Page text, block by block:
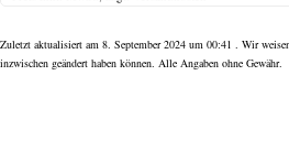
Zuletzt aktualisiert am 8. September 2024 um 00:41 . Wir
inzwischen geändert haben können. Alle Angaben ohne Gewähr.